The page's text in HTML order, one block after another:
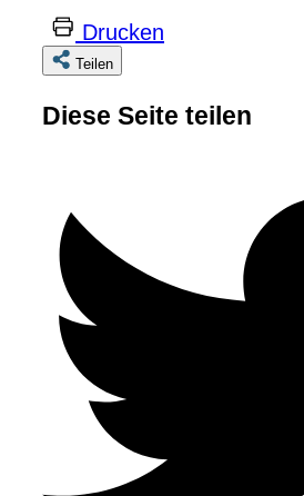
Drucken
Teilen
Diese Seite teilen